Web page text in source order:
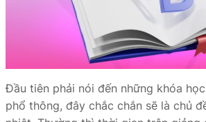
Đầu tiên phải nói đến những khóa
phổ thông, đây chắc chắn sẽ là chủ